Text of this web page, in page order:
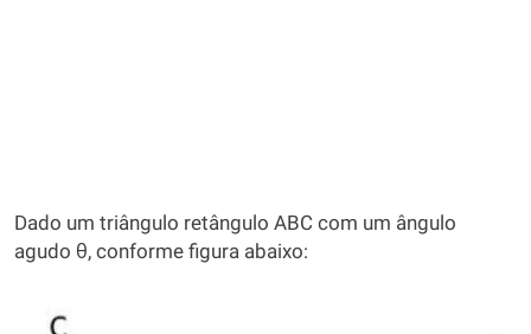
Dado um triângulo retângulo ABC com um ângulo
agudo θ, conforme figura abaixo: